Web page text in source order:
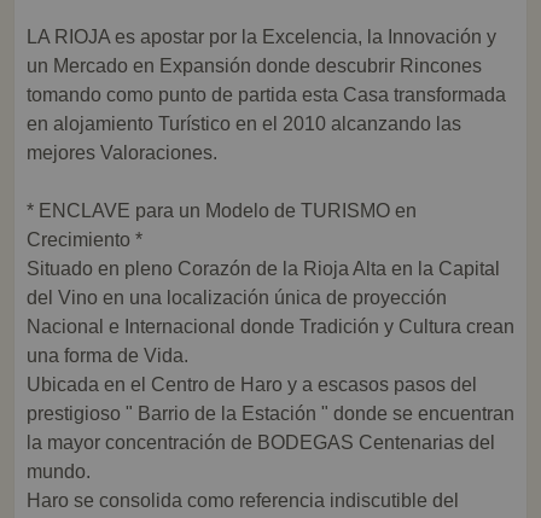
LA RIOJA es apostar por la Excelencia, la Innovación y
un Mercado en Expansión donde descubrir Rincones
tomando como punto de partida esta Casa transformada
en alojamiento Turístico en el 2010 alcanzando las
mejores Valoraciones.
* ENCLAVE para un Modelo de TURISMO en
Crecimiento *
Situado en pleno Corazón de la Rioja Alta en la Capital
del Vino en una localización única de proyección
Nacional e Internacional donde Tradición y Cultura crean
una forma de Vida.
Ubicada en el Centro de Haro y a escasos pasos del
prestigioso " Barrio de la Estación " donde se encuentran
la mayor concentración de BODEGAS Centenarias del
mundo.
Haro se consolida como referencia indiscutible del